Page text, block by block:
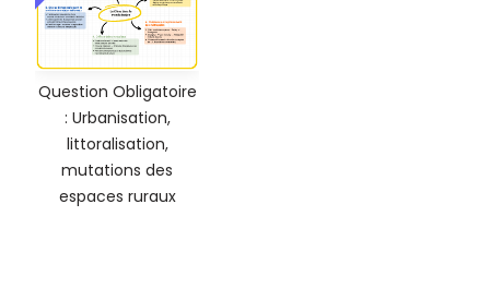
Question Obligatoire
: Urbanisation,
littoralisation,
mutations des
espaces ruraux